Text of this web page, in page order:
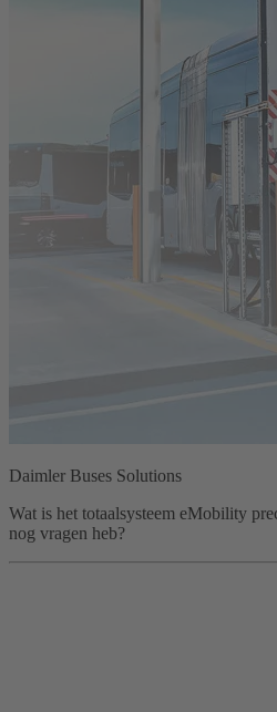
Daimler Buses Solutions
Wat is het totaalsysteem eMobility
nog vragen heb?